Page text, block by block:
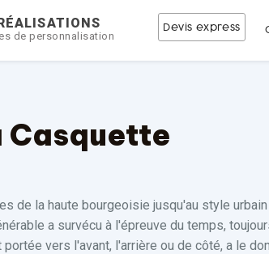
de personnalisation
Devis express
Casquette
de la haute bourgeoisie jusqu'au style urbain
a survécu à l'épreuve du temps,
vers l'avant, l'arrière ou de côté, a le